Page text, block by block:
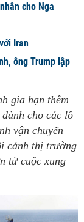
cho Nga
Iran
ông Trump lập
gia hạn thêm
cho các lô
vận chuyển
cảnh thị trường
từ cuộc xung